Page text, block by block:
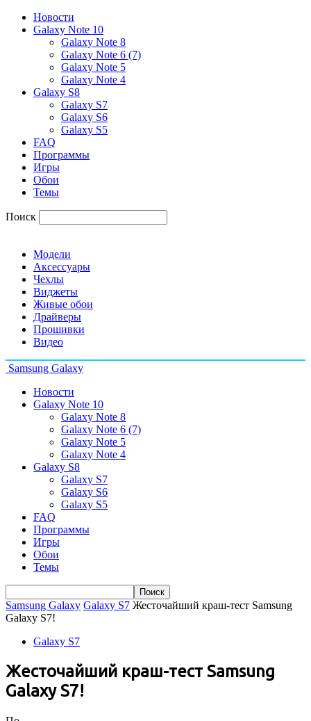
Новости
Galaxy Note 10
Galaxy Note 8
Galaxy Note 6 (7)
Galaxy Note 5
Galaxy Note 4
Galaxy S8
Galaxy S7
Galaxy S6
Galaxy S5
FAQ
Программы
Игры
Обои
Темы
Поиск
Модели
Аксессуары
Чехлы
Виджеты
Живые обои
Драйверы
Прошивки
Видео
Samsung Galaxy
Новости
Galaxy Note 10
Galaxy Note 8
Galaxy Note 6 (7)
Galaxy Note 5
Galaxy Note 4
Galaxy S8
Galaxy S7
Galaxy S6
Galaxy S5
FAQ
Программы
Игры
Обои
Темы
Samsung Galaxy Galaxy S7 Жесточайший краш-тест Samsung
Galaxy S7!
Galaxy S7
Жесточайший краш-тест Samsung
Galaxy S7!